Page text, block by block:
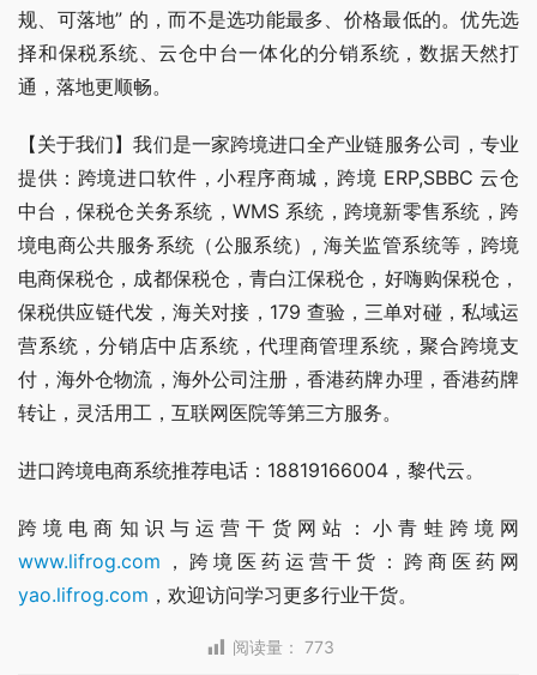
规、可落地” 的，而不是选功能最多、价格最低的。优先选
择和保税系统、云仓中台一体化的分销系统，数据天然打
通，落地更顺畅。
【关于我们】我们是一家跨境进口全产业链服务公司，专业
提供：跨境进口软件，小程序商城，跨境 ERP,SBBC 云仓
中台，保税仓关务系统，WMS 系统，跨境新零售系统，跨
境电商公共服务系统（公服系统）, 海关监管系统等，跨境
电商保税仓，成都保税仓，青白江保税仓，好嗨购保税仓，
保税供应链代发，海关对接，179 查验，三单对碰，私域运
营系统，分销店中店系统，代理商管理系统，聚合跨境支
付，海外仓物流，海外公司注册，香港药牌办理，香港药牌
转让，灵活用工，互联网医院等第三方服务。
进口跨境电商系统推荐电话：18819166004，黎代云。
跨境电商知识与运营干货网站：小青蛙跨境网
www.lifrog.com ，跨境医药运营干货：跨商医药网
yao.lifrog.com ，欢迎访问学习更多行业干货。
阅读量： 773